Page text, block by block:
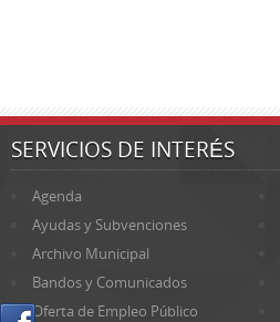
SERVICIOS DE INTERÉS
Agenda
Ayudas y Subvenciones
Archivo Municipal
Bandos y Comunicados
Oferta de Empleo Público